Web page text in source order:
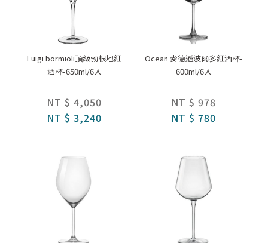
Luigi bormioli頂級勃根地紅
酒杯-650ml/6入
NT $ 4,050
NT $ 3,240
Ocean 麥德遜波爾多紅酒杯-
600ml/6入
NT $ 978
NT $ 780